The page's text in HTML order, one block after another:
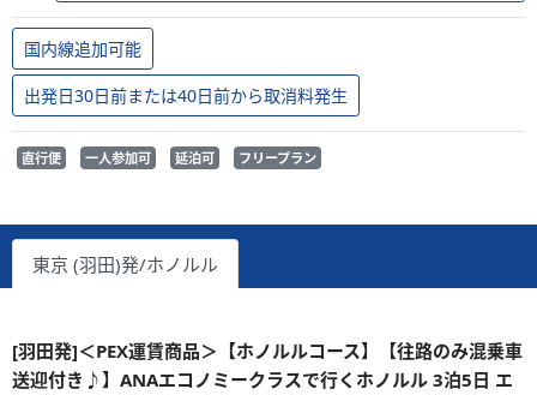
国内線追加可能
出発日30日前または40日前から取消料発生
直行便 一人参加可 延泊可 フリープラン
東京 (羽田)発/ホノルル
[羽田発]＜PEX運賃商品＞【ホノルルコース】【往路のみ混乗車
送迎付き♪】ANAエコノミークラスで行くホノルル 3泊5日 エ